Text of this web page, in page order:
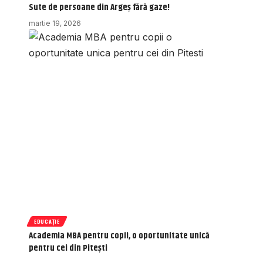
Sute de persoane din Argeș fără gaze!
martie 19, 2026
EDUCAȚIE
Academia MBA pentru copii, o oportunitate unică
pentru cei din Pitești